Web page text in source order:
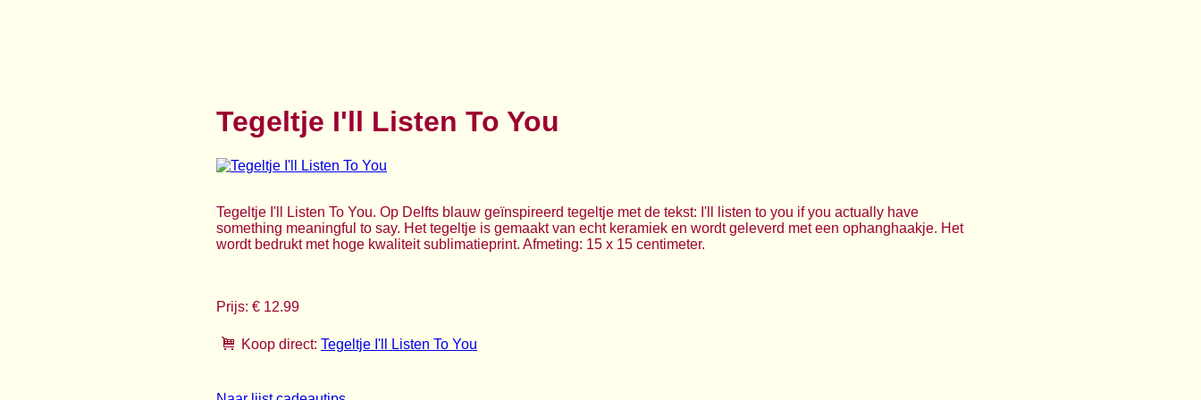
Tegeltje I'll Listen To You
Tegeltje I'll Listen To You. Op Delfts blauw geïnspireerd tegeltje met de tekst: I'll listen to you if you actually have
something meaningful to say. Het tegeltje is gemaakt van echt keramiek en wordt geleverd met een ophanghaakje. Het
wordt bedrukt met hoge kwaliteit sublimatieprint. Afmeting: 15 x 15 centimeter.
Prijs: € 12.99
Koop direct: Tegeltje I'll Listen To You